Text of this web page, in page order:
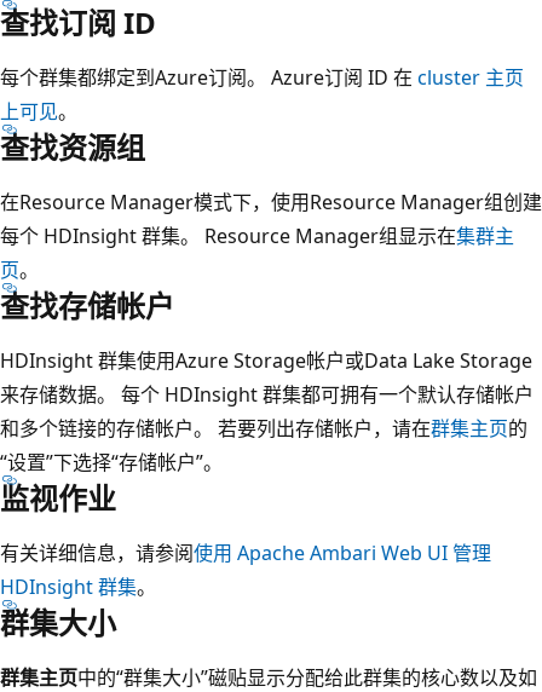
查找订阅 ID
每个群集都绑定到Azure订阅。 Azure订阅 ID 在 cluster 主页
上可见。
查找资源组
在Resource Manager模式下，使用Resource Manager组创建
每个 HDInsight 群集。 Resource Manager组显示在集群主
页。
查找存储帐户
HDInsight 群集使用Azure Storage帐户或Data Lake Storage
来存储数据。 每个 HDInsight 群集都可拥有一个默认存储帐户
和多个链接的存储帐户。 若要列出存储帐户，请在群集主页的
“设置”下选择“存储帐户”。
监视作业
有关详细信息，请参阅使用 Apache Ambari Web UI 管理
HDInsight 群集。
群集大小
群集主页中的“群集大小”磁贴显示分配给此群集的核心数以及如